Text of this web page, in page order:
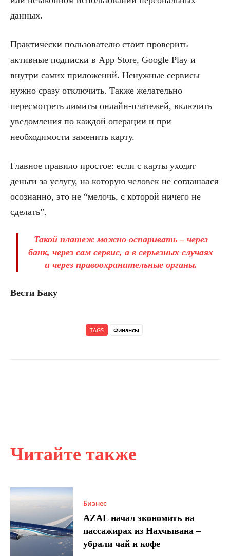
Читайте также
Бизнес
AZAL начал экономить на
пассажирах из Нахчывана –
убрали чай и кофе
данных.
Практически пользователю стоит проверить
активные подписки в App Store, Google Play и
внутри самих приложений. Ненужные сервисы
нужно сразу отключить. Также желательно
пересмотреть лимиты онлайн-платежей, включить
уведомления по каждой операции и при
необходимости заменить карту.
Главное правило простое: если с карты уходят
деньги за услугу, на которую человек не соглашался
осознанно, это не “мелочь, с которой ничего не
сделать”.
Такой платеж можно оспаривать – через
банк, через сам сервис, а в серьезных случаях
и через правоохранительные органы.
Вести Баку
TAGS Финансы